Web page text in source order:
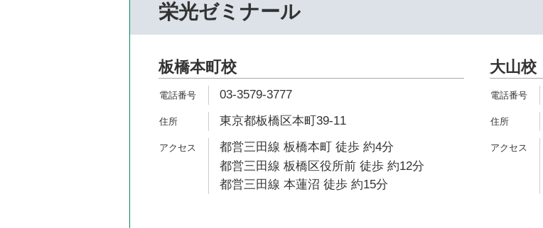
栄光ゼミナール
板橋本町校
03-3579-3777
東京都板橋区本町39-11
都営三田線 板橋本町 徒歩 約4分
都営三田線 板橋区役所前 徒歩 約12分
都営三田線 本蓮沼 徒歩 約15分
大山校